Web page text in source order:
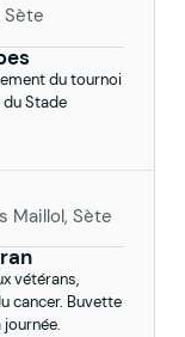
Sète
du tournoi
Stade
Maillol, Sète
vétérans,
cancer. Buvette